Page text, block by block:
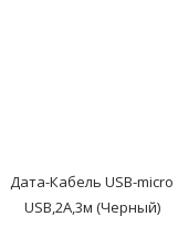
Дата-Кабель USB-micro
USB,2A,3м (Черный)